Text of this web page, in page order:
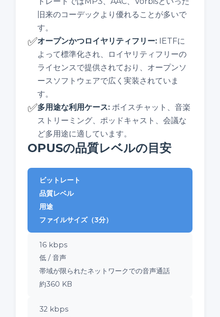
旧来のコーデックより優れることが多いで
す。
✅オープンかつロイヤリティフリー: IETFに
よって標準化され、ロイヤリティフリーの
ライセンスで提供されており、オープンソ
ースソフトウェアで広く実装されていま
す。
✅多用途な利用ケース: ボイスチャット、音楽
ストリーミング、ポッドキャスト、会議な
ど多用途に適しています。
OPUSの品質レベルの目安
ビットレート
品質レベル
用途
ファイルサイズ（3分）
16 kbps
低 / 音声
帯域が限られたネットワークでの音声通話
約360 KB
32 kbps